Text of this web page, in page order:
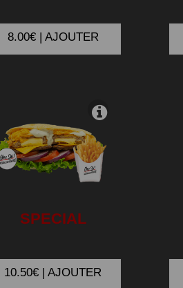
8.00€ | AJOUTER
SPECIAL
10.50€ | AJOUTER